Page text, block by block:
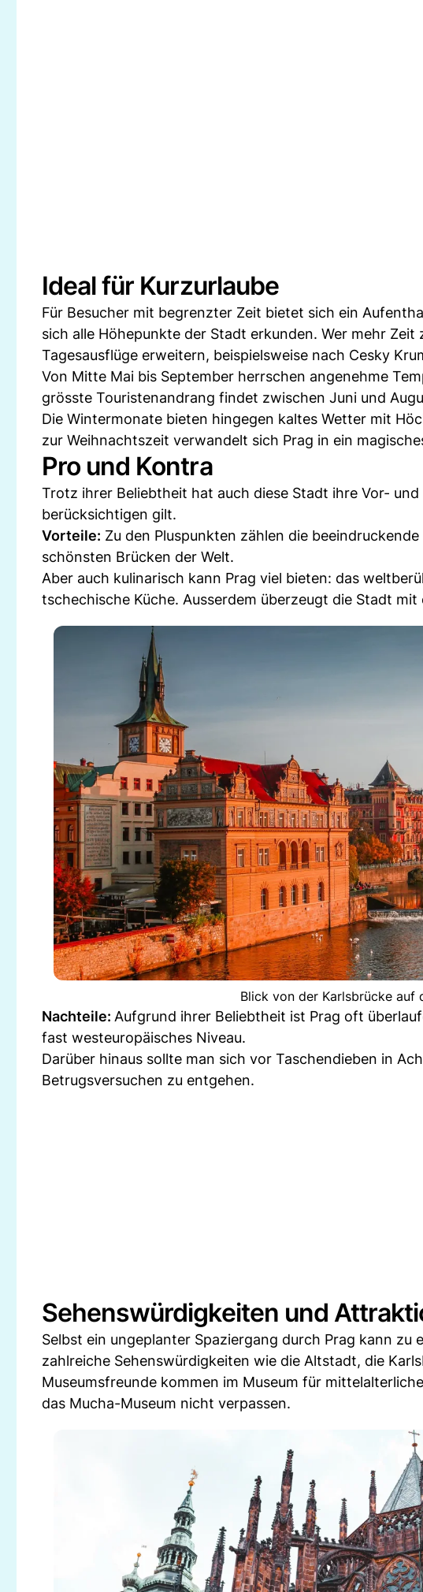
Ideal für Kurzurlaube
Für Besucher mit begrenzter Zeit bietet sich ein
sich alle Höhepunkte der Stadt erkunden. Wer mehr
Tagesausflüge erweitern, beispielsweise nach Cesky
Von Mitte Mai bis September herrschen angenehme
grösste Touristenandrang findet zwischen Juni und
Die Wintermonate bieten hingegen kaltes Wetter mit
zur Weihnachtszeit verwandelt sich Prag in ein
Pro und Kontra
Trotz ihrer Beliebtheit hat auch diese Stadt ihre Vor-
berücksichtigen gilt.
Vorteile: Zu den Pluspunkten zählen die
schönsten Brücken der Welt.
Aber auch kulinarisch kann Prag viel bieten: das
tschechische Küche. Ausserdem überzeugt die Stadt
Blick von der Karlsbrücke auf
Nachteile: Aufgrund ihrer Beliebtheit ist Prag oft
fast westeuropäisches Niveau.
Darüber hinaus sollte man sich vor Taschendieben in
Betrugsversuchen zu entgehen.
Sehenswürdigkeiten und
Selbst ein ungeplanter Spaziergang durch Prag kann
zahlreiche Sehenswürdigkeiten wie die Altstadt, die
Museumsfreunde kommen im Museum für
das Mucha-Museum nicht verpassen.